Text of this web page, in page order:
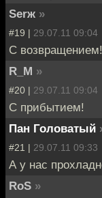
Serж »
#19 | 29.07.11 09:04
C
R_M »
#20 | 29.07.11 09:04
С прибытием!
Пан Головатый
#21 | 29.07.11 09:33
А у нас
RoS »